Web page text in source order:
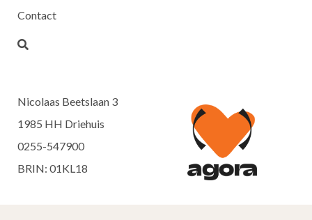
Contact
Nicolaas Beetslaan 3
1985 HH Driehuis
0255-547900
BRIN: 01KL18